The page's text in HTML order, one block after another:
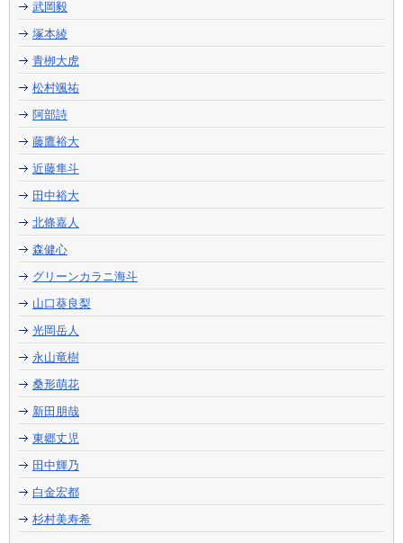
武岡毅
塚本綾
青栁大虎
松村颯祐
阿部詩
藤鷹裕大
近藤隼斗
田中裕大
北條嘉人
森健心
グリーンカラニ海斗
山口葵良梨
光岡岳人
永山竜樹
桑形萌花
新田朋哉
東郷丈児
田中輝乃
白金宏都
杉村美寿希